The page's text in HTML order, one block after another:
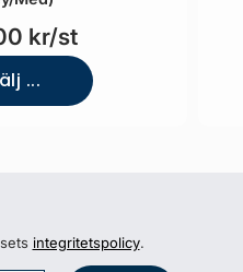
kr/st
...
integritetspolicy.